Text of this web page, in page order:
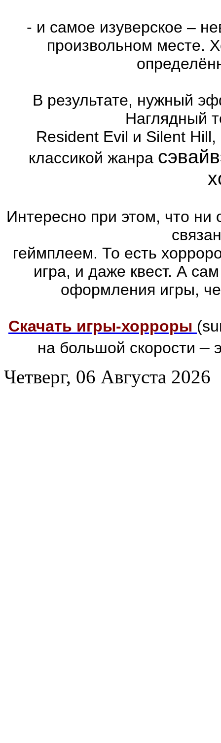
- и самое изуверское –
произвольном месте.
В результате, нужный
Наглядный
Resident Evil и Silent
классикой жанра
Интересно при этом, что ни
геймплеем. То есть
игра, и даже квест. А
оформления игры,
Скачать игры-хорроры
на большой скорости–
Четверг, 06 Августа 2026